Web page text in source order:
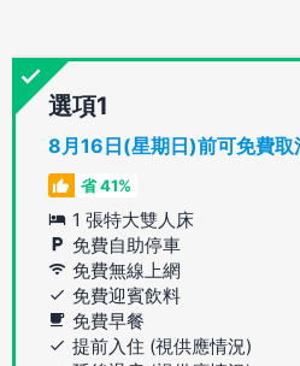
選項
8月16日(星期日)前可免費取
省 41%
1 張特大雙人床
免費自助停車
免費無線上網
免費迎賓飲料
免費早餐
提前入住 (視供應情況)